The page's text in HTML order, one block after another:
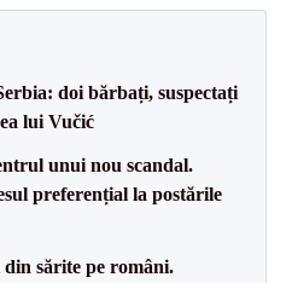
doi bărbați, suspectați
lui Vučić
unui nou scandal.
preferențial la postările
sărite pe români.